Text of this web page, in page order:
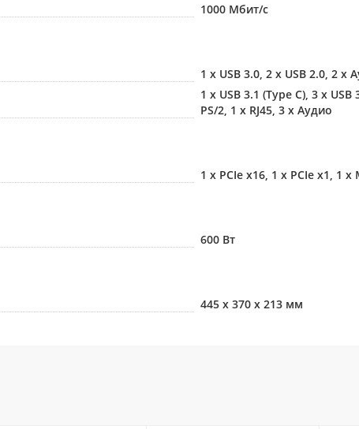
1000 Мбит/с
1 x USB 3.0, 2 x USB 2.0, 2 х
1 x USB 3.1 (Type C), 3 x
PS/2, 1 x RJ45, 3 x Аудио
1 x PCIe x16, 1 x PCIe x1, 1 х
600 Вт
445 х 370 х 213 мм